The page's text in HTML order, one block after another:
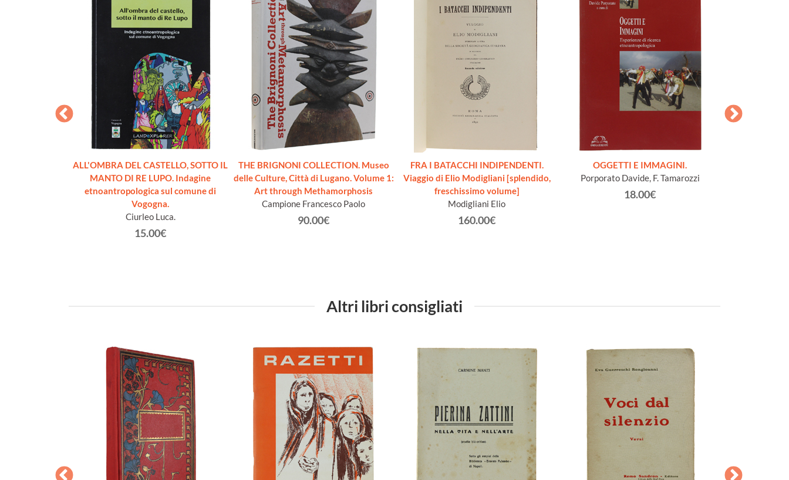
ALL'OMBRA DEL CASTELLO, SOTTO IL
MANTO DI RE LUPO. Indagine
etnoantropologica sul comune di
Vogogna.
Ciurleo Luca.
15.00€
THE BRIGNONI COLLECTION. Museo
delle Culture, Città di Lugano. Volume 1:
Art through Methamorphosis
Campione Francesco Paolo
90.00€
FRA I BATACCHI INDIPENDENTI.
Viaggio di Elio Modigliani [splendido,
freschissimo volume]
Modigliani Elio
160.00€
OGGETTI E IMMAGINI.
Porporato Davide, F. Tamarozzi
18.00€
Altri libri consigliati